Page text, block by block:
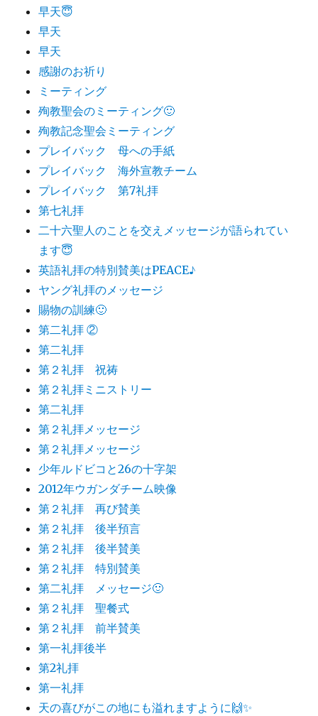
早天😇
早天
早天
感謝のお祈り
ミーティング
殉教聖会のミーティング🙂
殉教記念聖会ミーティング
プレイバック 母への手紙
プレイバック 海外宣教チーム
プレイバック 第7礼拝
第七礼拝
二十六聖人のことを交えメッセージが語られてい
ます😇
英語礼拝の特別賛美はPEACE♪
ヤング礼拝のメッセージ
賜物の訓練🙂
第二礼拝 ②
第二礼拝
第２礼拝 祝祷
第２礼拝ミニストリー
第二礼拝
第２礼拝メッセージ
第２礼拝メッセージ
少年ルドビコと26の十字架
2012年ウガンダチーム映像
第２礼拝 再び賛美
第２礼拝 後半預言
第２礼拝 後半賛美
第２礼拝 特別賛美
第二礼拝 メッセージ🙂
第２礼拝 聖餐式
第２礼拝 前半賛美
第一礼拝後半
第2礼拝
第一礼拝
天の喜びがこの地にも溢れますように🙌✨